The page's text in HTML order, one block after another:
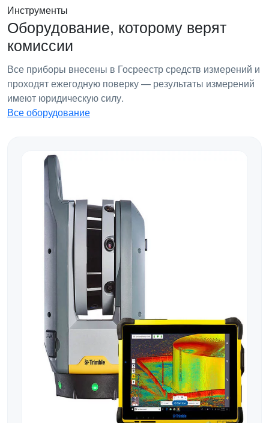
Инструменты
Оборудование, которому верят
комиссии
Все приборы внесены в Госреестр средств измерений и
проходят ежегодную поверку — результаты измерений
имеют юридическую силу.
Все оборудование